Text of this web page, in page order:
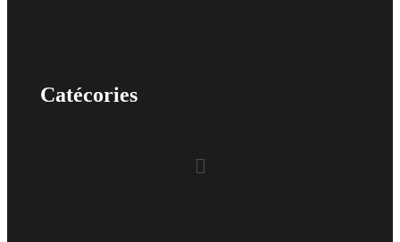
Catécories
Menu